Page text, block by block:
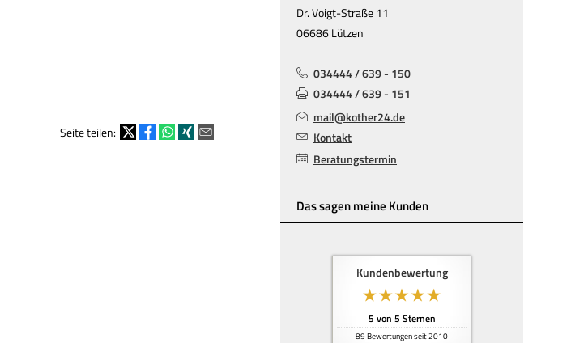
Dr. Voigt-Straße 11
06686 Lützen
034444 / 639 - 150
034444 / 639 - 151
mail@kother24.de
Kontakt
Beratungstermin
Das sagen meine Kunden
Kundenbewertung
5 von 5 Sternen
89 Bewertungen seit 2010
Seite teilen: